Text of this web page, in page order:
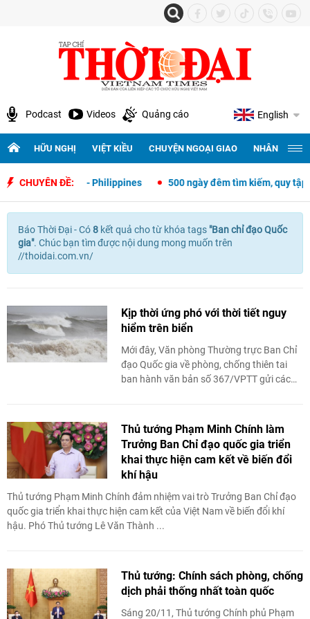
Podcast Videos Quảng cáo English
HỮU NGHỊ VIỆT KIỀU CHUYỆN NGOẠI GIAO NHÂN
CHUYÊN ĐỀ:
giao Việt Nam - Philippines 500 ngày đêm tìm kiếm, quy tập
Báo Thời Đại - Có8 kết quả chotừ khóa tags "Ban chỉ đạo Quốc
gia". Chúc bạn tìm được nội dung mong muốn trên
//thoidai.com.vn/
Kịp thời ứng phó với thời tiết nguy
hiểm trên biển
Mới đây, Văn phòng Thường trực Ban Chỉ
đạo Quốc gia về phòng, chống thiên tai
ban hành văn bản số 367/VPTT gửi các
Thủ tướng Phạm Minh Chính làm
Trưởng Ban Chỉ đạo quốc gia triển
khai thực hiện cam kết về biến đổi
khí hậu
Thủ tướng Phạm Minh Chính đảm nhiệm vai trò Trưởng Ban Chỉ đạo
quốc gia triển khai thực hiện cam kết của Việt Nam về biến đổi khí
hậu. Phó Thủ tướng Lê Văn Thành ...
Thủ tướng: Chính sách phòng, chống
dịch phải thống nhất toàn quốc
Sáng 20/11, Thủ tướng Chính phủ Phạm